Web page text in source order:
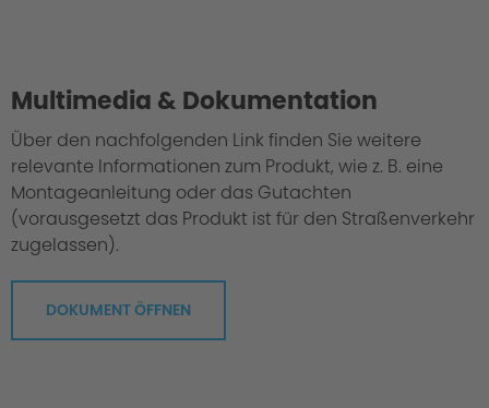
Multimedia & Dokumentation
Über den nachfolgenden Link finden Sie weitere
relevante Informationen zum Produkt, wie z. B. eine
Montageanleitung oder das Gutachten
(vorausgesetzt das Produkt ist für den Straßenverkehr
zugelassen).
DOKUMENT ÖFFNEN